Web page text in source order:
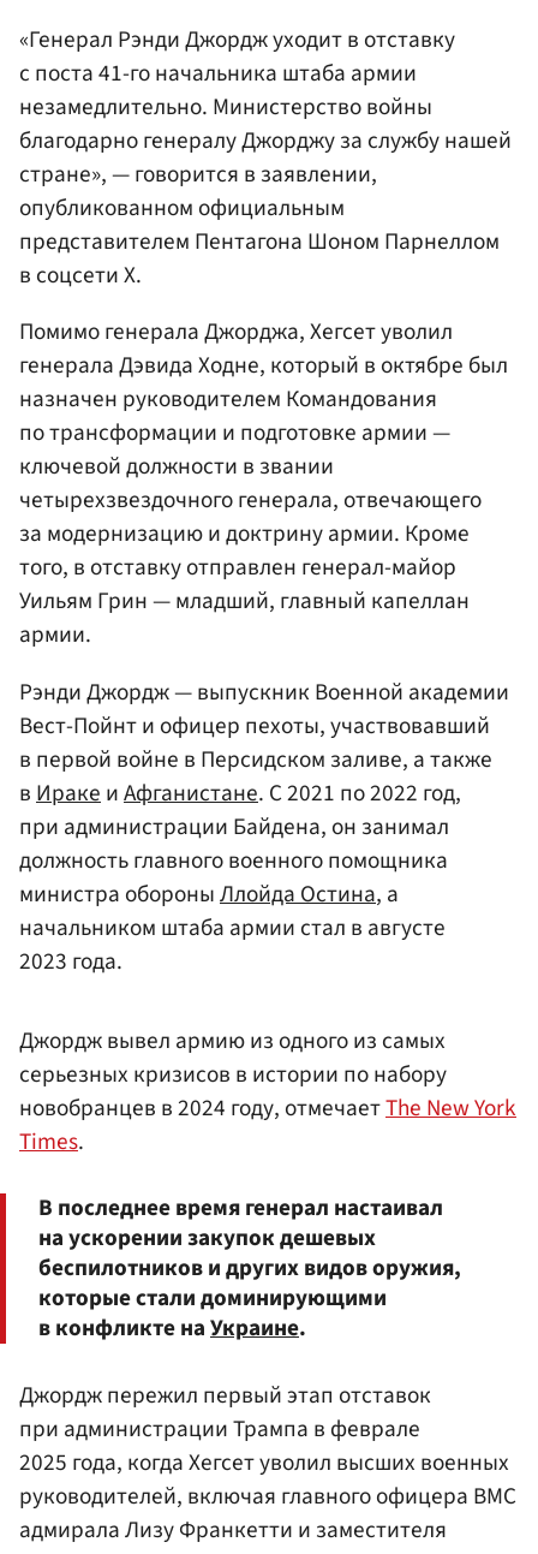
«Генерал Рэнди Джордж уходит в отставку
с поста 41-го начальника штаба армии
незамедлительно. Министерство войны
благодарно генералу Джорджу за службу нашей
стране», — говорится в заявлении,
опубликованном официальным
представителем Пентагона Шоном Парнеллом
в соцсети X.
Помимо генерала Джорджа, Хегсет уволил
генерала Дэвида Ходне, который в октябре был
назначен руководителем Командования
по трансформации и подготовке армии —
ключевой должности в звании
четырехзвездочного генерала, отвечающего
за модернизацию и доктрину армии. Кроме
того, в отставку отправлен генерал-майор
Уильям Грин — младший, главный капеллан
армии.
Рэнди Джордж — выпускник Военной академии
Вест-Пойнт и офицер пехоты, участвовавший
в первой войне в Персидском заливе, а также
вИракеиАфганистане. С 2021 по 2022 год,
при администрации Байдена, он занимал
должность главного военного помощника
министра обороныЛлойда Остина, а
начальником штаба армии стал в августе
2023 года.
Джордж вывел армию из одного из самых
серьезных кризисов в истории по набору
новобранцев в 2024 году, отмечаетThe New York
Times.
В последнее время генерал настаивал
на ускорении закупок дешевых
беспилотников и других видов оружия,
которые стали доминирующими
в конфликте наУкраине.
Джордж пережил первый этап отставок
при администрации Трампа в феврале
2025 года, когда Хегсет уволил высших военных
руководителей, включая главного офицера ВМС
адмирала Лизу Франкетти и заместителя